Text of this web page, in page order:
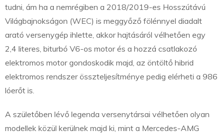
tudni, ám ha a nemrégiben a 2018/2019-es Hosszútávú
Világbajnokságon (WEC) is meggyőző fölénnyel diadalt
arató versenygép ihlette, akkor hajtásáról vélhetően egy
2,4 literes, biturbó V6-os motor és a hozzá csatlakozó
elektromos motor gondoskodik majd, az öntöltő hibrid
elektromos rendszer összteljesítménye pedig elérheti a 986
lóerőt is.
A születőben lévő legenda versenytársai vélhetően olyan
modellek közül kerülnek majd ki, mint a Mercedes-AMG